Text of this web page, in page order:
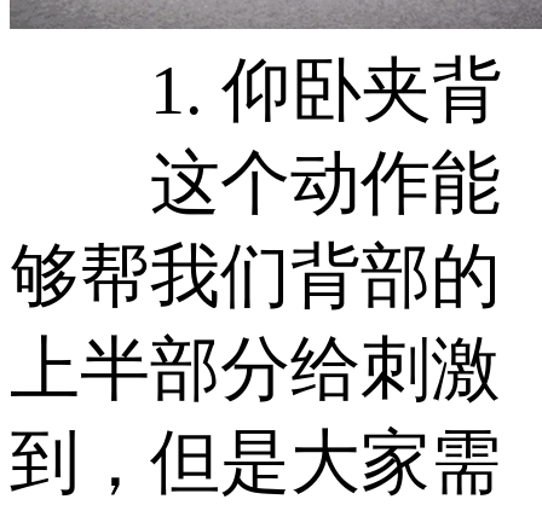
1. 仰卧夹背
这个动作能
够帮我们背部的
上半部分给刺激
到，但是大家需